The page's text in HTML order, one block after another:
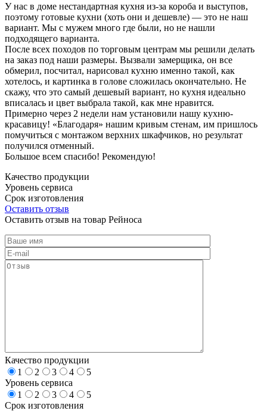
У нас в доме нестандартная кухня из-за короба и выступов,
поэтому готовые кухни (хоть они и дешевле) — это не наш
вариант. Мы с мужем много где были, но не нашли
подходящего варианта.
После всех походов по торговым центрам мы решили делать
на заказ под наши размеры. Вызвали замерщика, он все
обмерил, посчитал, нарисовал кухню именно такой, как
хотелось, и картинка в голове сложилась окончательно. Не
скажу, что это самый дешевый вариант, но кухня идеально
вписалась и цвет выбрала такой, как мне нравится.
Примерно через 2 недели нам установили нашу кухню-
красавицу! «Благодаря» нашим кривым стенам, им пришлось
помучиться с монтажом верхних шкафчиков, но результат
получился отменный.
Большое всем спасибо! Рекомендую!
Качество продукции
Уровень сервиса
Срок изготовления
Оставить отзыв
Оставить отзыв на товар Рейноса
Качество продукции
1
2 3 4
5
Уровень сервиса
1
2 3 4
5
Срок изготовления